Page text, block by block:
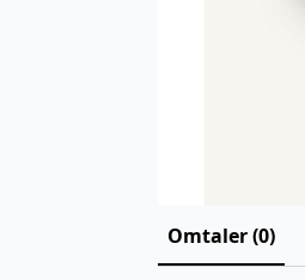
Omtaler (0)